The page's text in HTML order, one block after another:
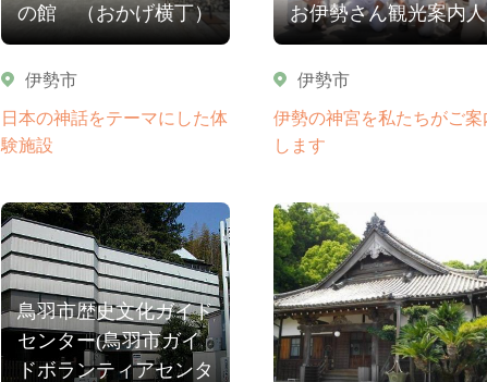
の館 （おかげ横丁）
伊勢市
日本の神話をテーマにした体
験施設
お伊勢さん観光案内人
伊勢市
伊勢の神宮を私たちがご案
します
鳥羽市歴史文化ガイド
センター(鳥羽市ガイ
ドボランティアセンタ